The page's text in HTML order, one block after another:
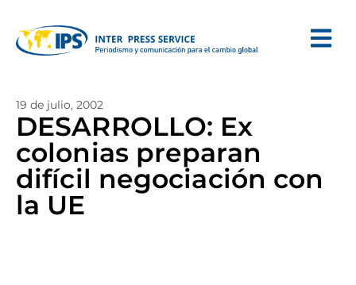
19 de julio, 2002
DESARROLLO: Ex
colonias preparan
difícil negociación con
la UE